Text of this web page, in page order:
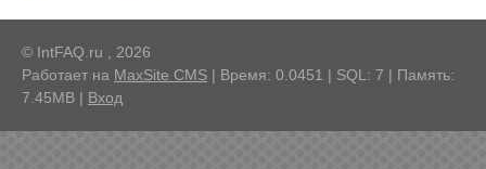
© IntFAQ.ru , 2026
Работает на MaxSite CMS | Время: 0.0451 | SQL: 7 | Память:
7.45MB | Вход